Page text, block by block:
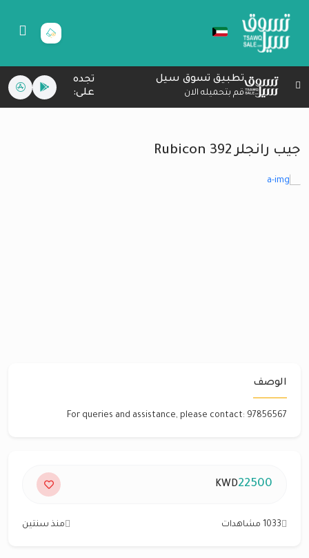
تطبيق تسوق سيل
قم بتحميله الان
تجده
على:
جيب رانجلر Rubicon 392
الوصف
For queries and assistance, please contact: 97856567
22500
KWD
1033 مشاهدات منذ سنتين